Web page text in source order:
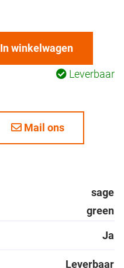
In winkelwagen
Leverbaar
Mail ons
sage
green
Ja
Leverbaar